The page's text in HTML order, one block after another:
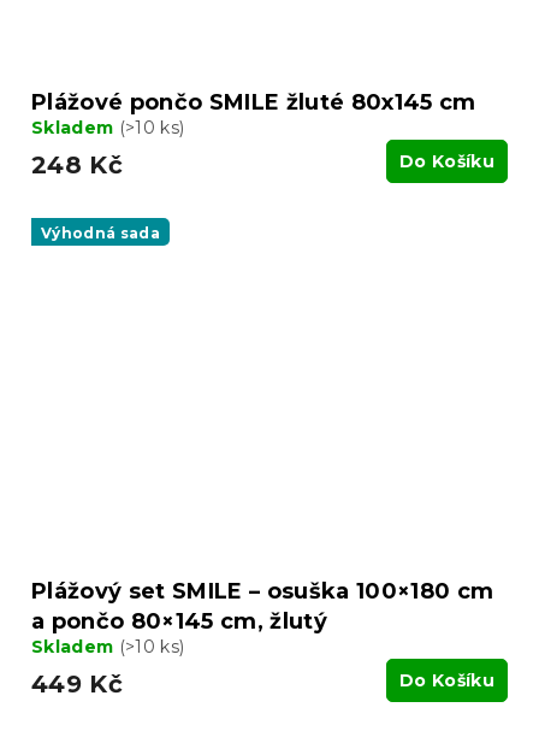
Plážové pončo SMILE žluté 80x145 cm
Skladem (>10 ks)
248 Kč Do Košíku
Výhodná sada
Plážový set SMILE – osuška 100×180 cm
a pončo 80×145 cm, žlutý
Skladem (>10 ks)
449 Kč Do Košíku